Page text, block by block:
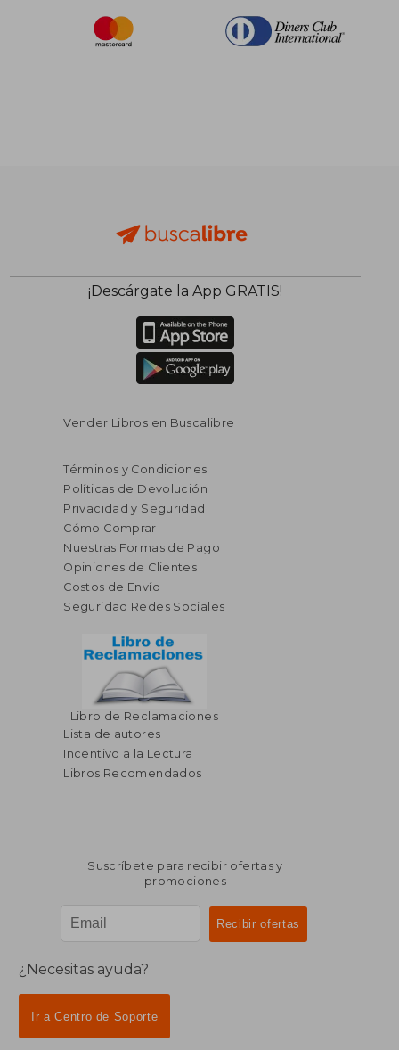
45% $ 55.72
$ 30.65
45%
dcto.
40%
dcto.
$ 157.14
$ 94.28
¡Descárgate la App GRATIS!
Vender Libros en Buscalibre
Términos y Condiciones
Políticas de Devolución
Privacidad y Seguridad
Cómo Comprar
Nuestras Formas de Pago
Opiniones de Clientes
Costos de Envío
Seguridad Redes Sociales
Libro de Reclamaciones
Lista de autores
Incentivo a la Lectura
Libros Recomendados
Suscríbete para recibir ofertas y
promociones
¿Necesitas ayuda?
Ir a Centro de Soporte